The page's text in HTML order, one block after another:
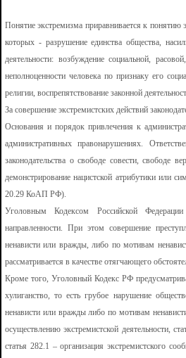
Понятие экстремизма приравнивается к понятию
которых - разрушение единства общества,
деятельности: возбуждение социальной,
неполноценности человека по признаку его
религии, воспрепятствование законной
За совершение экстремистских действий
Основания и порядок привлечения к
административных правонарушениях.
законодательства о свободе совести,
демонстрирование нацистской атрибутики или
20.29 КоАП РФ).
Уголовным Кодексом Российской Федерации
направленности. При этом совершение
ненависти или вражды, либо по мотивам
рассматривается в качестве отягчающего
Кроме того, Уголовный Кодекс РФ
хулиганство, то есть грубое нарушение
ненависти или вражды либо по мотивам
осуществлению экстремистской деятельности,
статья 282.1 – организация экстремистского